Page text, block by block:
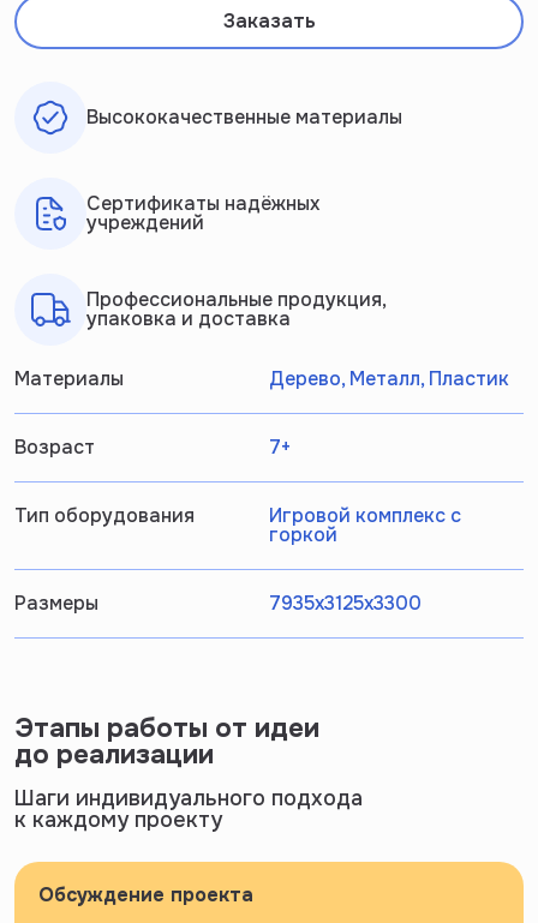
Заказать
Высококачественные материалы
Сертификаты надёжных
учреждений
Профессиональные продукция,
упаковка и доставка
Материалы Дерево, Металл, Пластик
Возраст 7+
Тип оборудования Игровой комплекс с
горкой
Размеры 7935х3125х3300
Этапы работы от идеи
до реализации
Шаги индивидуального подхода
к каждому проекту
Обсуждение проекта